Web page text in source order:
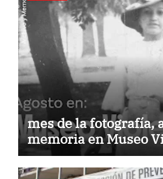
mes de la fotografía,
memoria en Museo